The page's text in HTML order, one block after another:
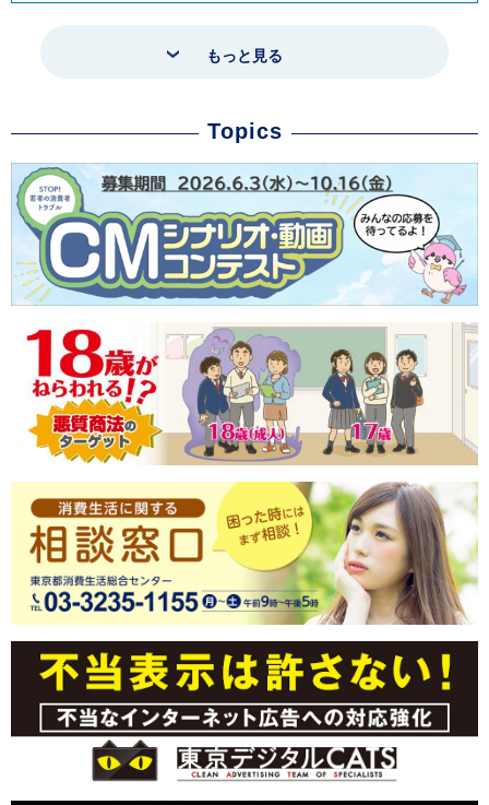
もっと見る
Topics